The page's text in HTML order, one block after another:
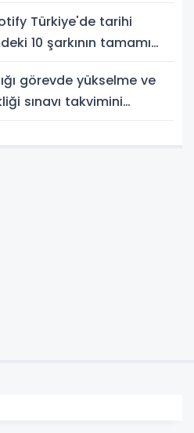
Türkiye'de tarihi
10 şarkının tamamı
görevde yükselme ve
sınavı takvimini